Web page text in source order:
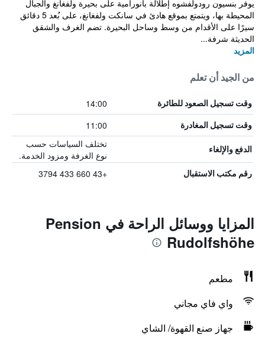
يوفر بنسيون رودولفشوه إطلالة بانورامية على بحيرة ولفغانغ والجبال
المحيطة بها، ويتمتع بموقع هادئ في سانكت ولفغانغ، على بُعد 5 دقائق
سيرًا على الأقدام من وسط وساحل البحيرة. تضم الغرف والشقق
الحديثة شرفة...
المزيد
من الجيد أن تعلم
وقت تسجيل الصعود للطائرة 14:00
وقت تسجيل المغادرة 11:00
الدفع والإلغاء
تختلف السياسات حسب
نوع الغرفة ومزود الخدمة.
رقم مكتب الاستقبال +43 660 433 3794
المزايا ووسائل الراحة في Pension
Rudolfshöhe
مطعم
واي فاي مجاني
جهاز صنع القهوة/ الشاي